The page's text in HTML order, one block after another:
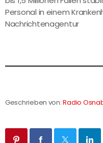
Personal in einem
Nachrichtenagentur
Geschrieben von:Radio